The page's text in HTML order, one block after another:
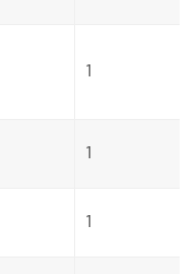
1
1
1